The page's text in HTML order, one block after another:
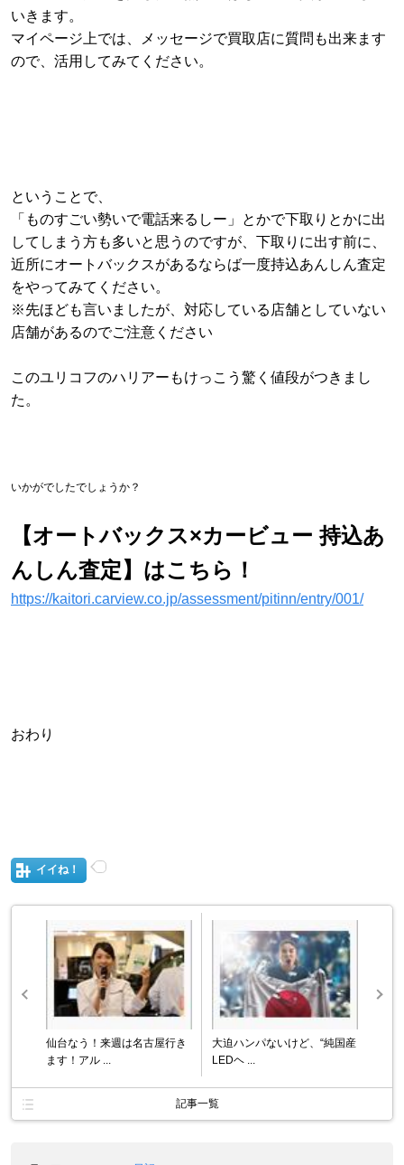
いきます。
マイページ上では、メッセージで買取店に質問も出来ます
ので、活用してみてください。
ということで、
「ものすごい勢いで電話来るしー」とかで下取りとかに出
してしまう方も多いと思うのですが、下取りに出す前に、
近所にオートバックスがあるならば一度持込あんしん査定
をやってみてください。
※先ほども言いましたが、対応している店舗としていない
店舗があるのでご注意ください
このユリコフのハリアーもけっこう驚く値段がつきまし
た。
いかがでしたでしょうか？
【オートバックス×カービュー 持込あ
んしん査定】はこちら！
https://kaitori.carview.co.jp/assessment/pitinn/entry/001/
おわり
イイね！
仙台なう！来週は名古屋行き
ます！アル ...
大迫ハンパないけど、“純国産
LEDヘ ...
記事一覧